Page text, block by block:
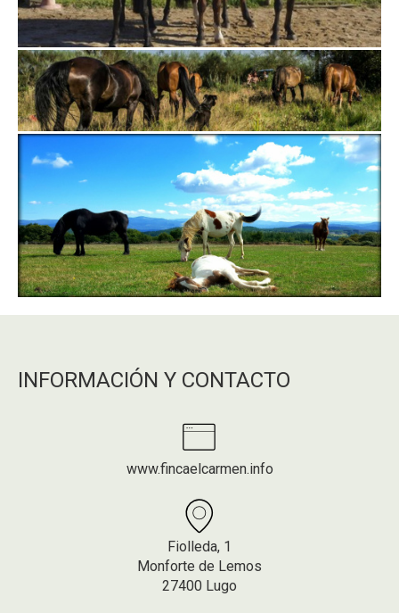
INFORMACIÓN Y CONTACTO
www.fincaelcarmen.info
Fiolleda, 1
Monforte de Lemos
27400 Lugo